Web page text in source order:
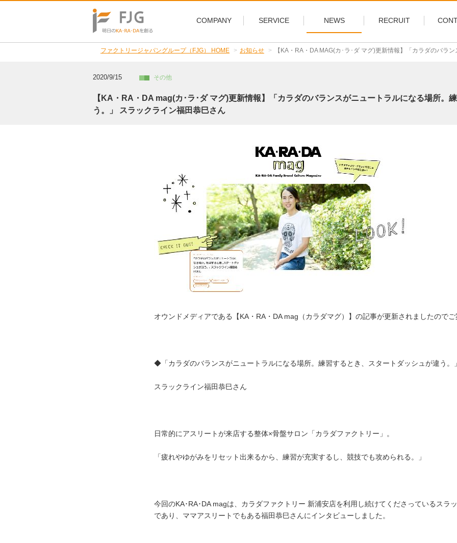
COMPANY SERVICE NEWS RECRUIT
ファクトリージャパングループ（FJG） HOME お知らせ 【KA・RA・DA MAG(カ･ラ･ダ マグ)更新情報】「カラダのバランスがニュートラルになる場所。練習す
2020/9/15 その他
【KA・RA・DA mag(カ･ラ･ダ マグ)更新情報】「カラダのバランスがニュートラルになる場所。
う。」 スラックライン福田恭巳さん
オウンドメディアである【KA・RA・DA mag（カラダマグ）】の記事が更新されましたので
◆「カラダのバランスがニュートラルになる場所。練習するとき、スタートダッシュが違う
スラックライン福田恭巳さん
日常的にアスリートが来店する整体×骨盤サロン「カラダファクトリー」。
「疲れやゆがみをリセット出来るから、練習が充実するし、競技でも攻められる。」
今回のKA･RA･DA magは、カラダファクトリー 新浦安店を利用し続けてくださっているスラ
であり、ママアスリートでもある福田恭巳さんにインタビューしました。